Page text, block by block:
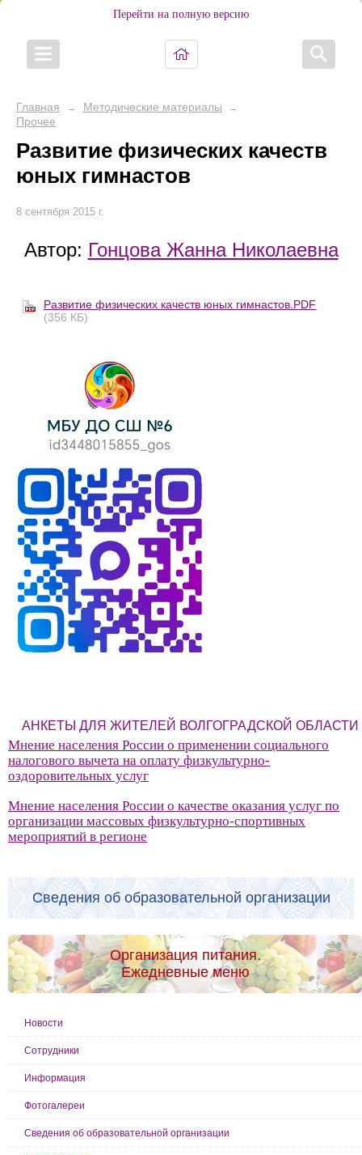
Перейти на полную версию
Главная → Методические материалы →
Прочее
Развитие физических качеств
юных гимнастов
8 сентября 2015 г.
Автор: Гонцова Жанна Николаевна
Развитие физических качеств юных гимнастов.PDF
(356 КБ)
АНКЕТЫ ДЛЯ ЖИТЕЛЕЙ ВОЛГОГРАДСКОЙ ОБЛАСТИ
Мнение населения России о применении социального
налогового вычета на оплату физкультурно-
оздоровительных услуг
Мнение населения России о качестве оказания услуг по
организации массовых физкультурно-спортивных
мероприятий в регионе
Сведения об образовательной организации
Организация питания.
Ежедневные меню
Новости
Сотрудники
Информация
Фотогалереи
Сведения об образовательной организации